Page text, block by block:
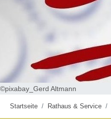
©pixabay_Gerd Altmann
Startseite Rathaus & Service